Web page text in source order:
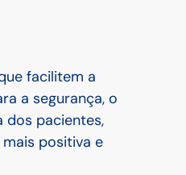
facilitem a
a segurança, o
pacientes,
positiva e